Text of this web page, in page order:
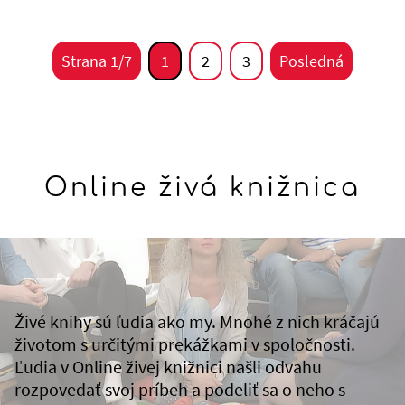
Strana 1/7 1 2 3 Posledná
Online živá knižnica
Živé knihy sú ľudia ako my. Mnohé z nich kráčajú
životom s určitými prekážkami v spoločnosti.
Ľudia v Online živej knižnici našli odvahu
rozpovedať svoj príbeh a podeliť sa o neho s